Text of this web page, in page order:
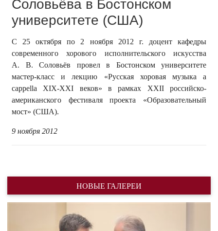
Соловьёва в Бостонском
университете (США)
С 25 октября по 2 ноября 2012 г. доцент кафедры
современного хорового исполнительского искусства
А. В. Соловьёв провел в Бостонском университете
мастер-класс и лекцию «Русская хоровая музыка a
cappella XIX-XXI веков» в рамках XXII российско-
американского фестиваля проекта «Образовательный
мост» (США).
9 ноября 2012
НОВЫЕ ГАЛЕРЕИ